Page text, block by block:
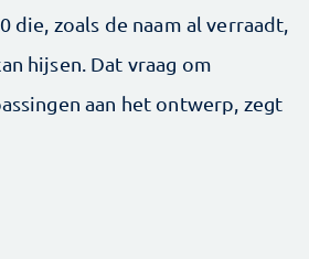
die, zoals de naam al verraadt,
hijsen. Dat vraag om
aan het ontwerp, zegt